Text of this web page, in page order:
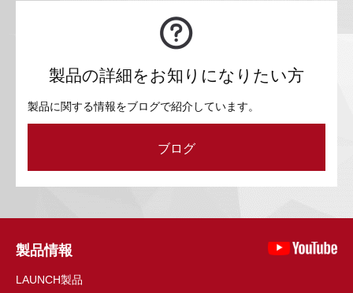
製品の詳細をお知りになりたい方
製品に関する情報をブログで紹介しています。
ブログ
製品情報
LAUNCH製品